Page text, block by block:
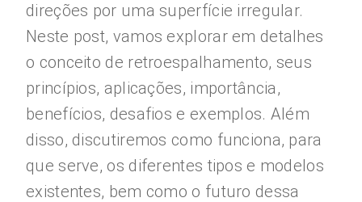
direções por uma superfície irregular.
Neste post, vamos explorar em detalhes
o conceito de retroespalhamento, seus
princípios, aplicações, importância,
benefícios, desafios e exemplos. Além
disso, discutiremos como funciona, para
que serve, os diferentes tipos e modelos
existentes, bem como o futuro dessa